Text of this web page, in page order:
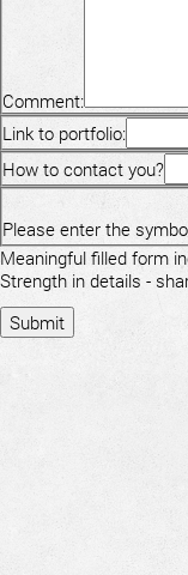
Comment:
Link to portfolio:
How to contact you?
Please enter the
Meaningful filled form
Strength in details -